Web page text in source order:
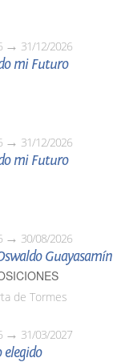
31/12/2026
mi Futuro
31/12/2026
mi Futuro
30/08/2026
Guayasamín
de Tormes
31/03/2027